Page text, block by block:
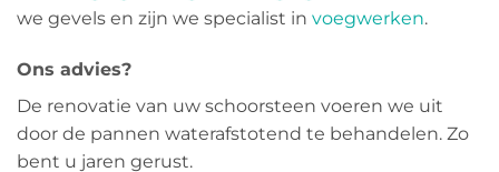
we gevels en zijn we specialist in voegwerken.
Ons advies?
De renovatie van uw schoorsteen voeren we uit
door de pannen waterafstotend te behandelen. Zo
bent u jaren gerust.